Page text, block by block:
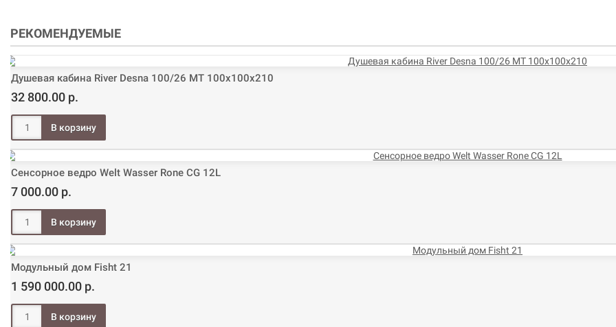
РЕКОМЕНДУЕМЫЕ
Душевая кабина River Desna 100/26 МТ 100х100х210
32 800.00 р.
Сенсорное ведро Welt Wasser Rone CG 12L
7 000.00 р.
Модульный дом Fisht 21
1 590 000.00 р.